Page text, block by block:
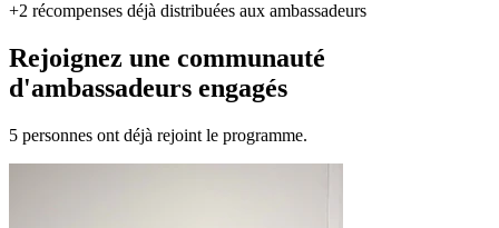
+2 récompenses déjà distribuées aux ambassadeurs
Rejoignez une communauté
d'ambassadeurs engagés
5 personnes ont déjà rejoint le programme.